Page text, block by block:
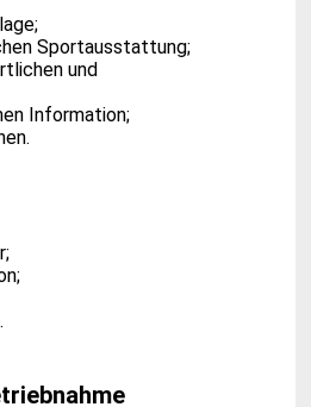
Sportausstattung;
und
Information;